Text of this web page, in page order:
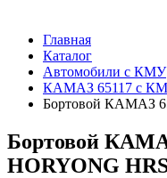
Главная
Каталог
Автомобили с КМУ
КАМАЗ 65117 с
Бортовой КАМАЗ
Бортовой
HORYONG